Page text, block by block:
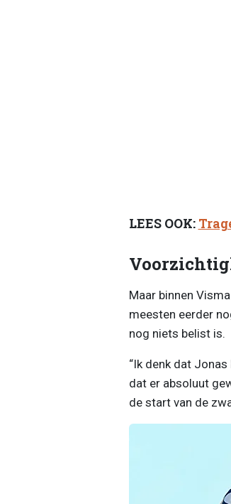
LEES OOK:
Maar binnen
meesten eerder
nog niets belist is.
“Ik denk dat
dat er absoluut
de start van de